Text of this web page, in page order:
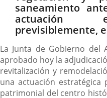
saneamiento
actuación
previsiblemente,
La Junta de Gobierno del
aprobado hoy la
revitalización y
una actuación
patrimonial del centro